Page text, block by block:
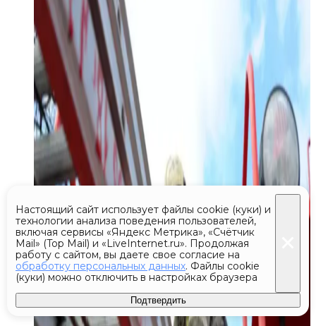
Настоящий сайт использует файлы cookie (куки) и
технологии анализа поведения пользователей,
включая сервисы «Яндекс Метрика», «Счётчик
Mail» (Top Mail) и «LiveInternet.ru». Продолжая
работу с сайтом, вы даете свое согласие на
обработку персональных данных. Файлы cookie
(куки) можно отключить в настройках браузера
Подтвердить